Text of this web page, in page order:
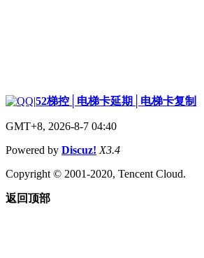
|52梯控│电梯卡延期│电梯卡复制
GMT+8, 2026-8-7 04:40
Powered by Discuz! X3.4
Copyright © 2001-2020, Tencent Cloud.
返回顶部